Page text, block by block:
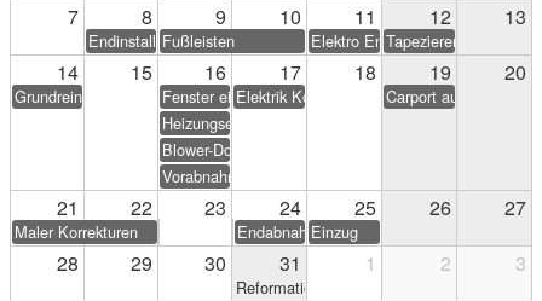
7 8 9 10 11 12 13
Endinstallation Heizung/Sanitär
Fußleisten Elektro Endarbeiten
Tapezieren &
14 15 16 17 18 19 20
Grundreinigung Fenster einstellenElektrik Korrekturen
Carport aufstellen
Heizungseinweisung
Blower-Door-Test
Vorabnahme
21 22 23 24 25 26 27
Maler Korrekturen EndabnahmeEinzug
28 29 30 31 1 2 3
Reformationstag